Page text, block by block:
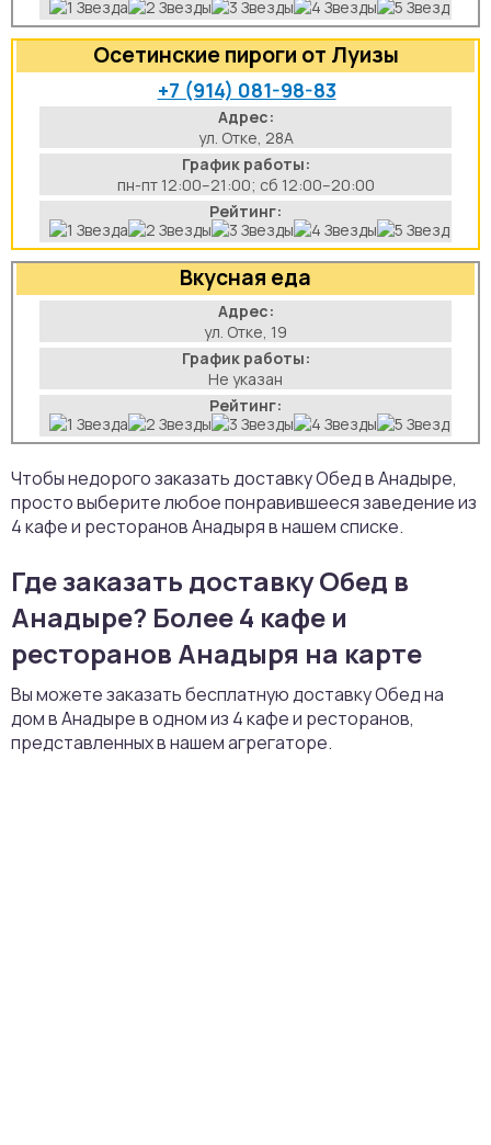
Осетинские пироги от Луизы
+7 (914) 081-98-83
Адрес:
ул. Отке, 28А
График работы:
пн-пт 12:00–21:00; сб 12:00–20:00
Рейтинг:
Вкусная еда
Адрес:
ул. Отке, 19
График работы:
Не указан
Рейтинг:
Чтобы недорого заказать доставку Обед в Анадыре,
просто выберите любое понравившееся заведение из
4 кафе и ресторанов Анадыря в нашем списке.
Где заказать доставку Обед в
Анадыре? Более 4 кафе и
ресторанов Анадыря на карте
Вы можете заказать бесплатную доставку Обед на
дом в Анадыре в одном из 4 кафе и ресторанов,
представленных в нашем агрегаторе.